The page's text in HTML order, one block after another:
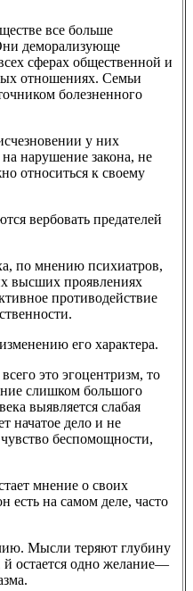
все больше
деморализующе
сферах общественной и
отношениях. Семьи
болезненного
у них
нарушение закона, не
относиться к своему
вербовать предателей
по мнению психиатров,
высших проявлениях
противодействие
его характера.
это эгоцентризм, то
слишком большого
выявляется слабая
начатое дело и не
беспомощности,
мнение о своих
есть на самом деле, часто
Мысли теряют глубину
й остается одно желание—